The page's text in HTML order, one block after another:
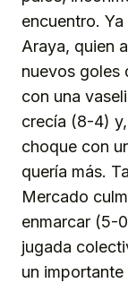
encuentro.
Araya, quien
nuevos goles
con una
crecía (8-4)
choque con
quería más.
Mercado
enmarcar (5-
jugada
un importante